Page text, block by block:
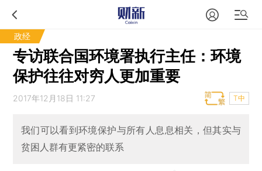
政经
专访联合国环境署执行主任：环境
保护往往对穷人更加重要
2017年12月18日 11:27 T中
我们可以看到环境保护与所有人息息相关，但其实与
贫困人群有更紧密的联系